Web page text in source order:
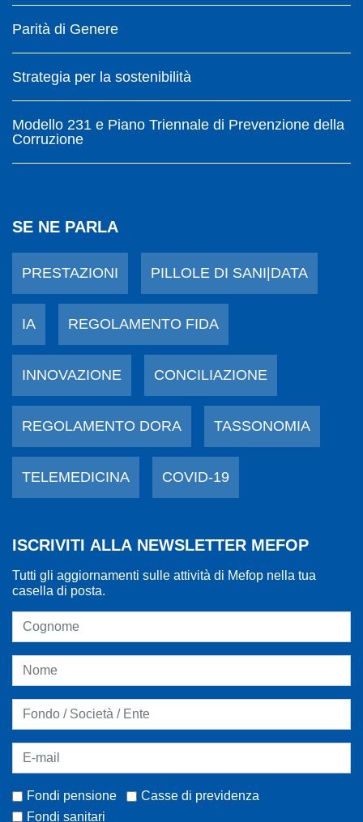
Parità di Genere
Strategia per la sostenibilità
Modello 231 e Piano Triennale di Prevenzione della
Corruzione
SE NE PARLA
PRESTAZIONI PILLOLE DI SANI|DATA
IA REGOLAMENTO FIDA
INNOVAZIONE CONCILIAZIONE
REGOLAMENTO DORA TASSONOMIA
TELEMEDICINA COVID-19
ISCRIVITI ALLA NEWSLETTER MEFOP
Tutti gli aggiornamenti sulle attività di Mefop nella tua
casella di posta.
Fondi pensione
Casse di previdenza
Fondi sanitari